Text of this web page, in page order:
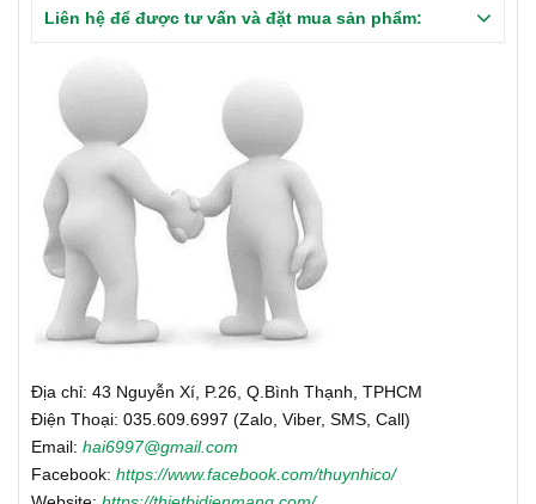
Liên hệ để được tư vấn và đặt mua sản phẩm:
Địa chỉ: 43 Nguyễn Xí, P.26, Q.Bình Thạnh, TPHCM
Điện Thoại: 035.609.6997 (Zalo, Viber, SMS, Call)
Email: hai6997@gmail.com
Facebook: https://www.facebook.com/thuynhico/